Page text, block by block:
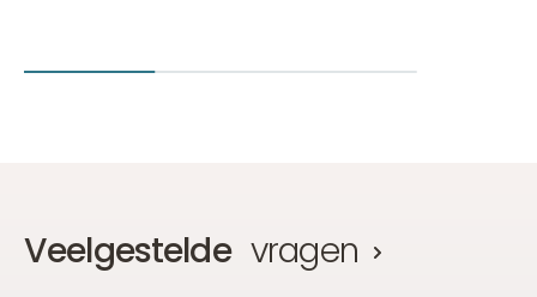
Veelgesteldevragen